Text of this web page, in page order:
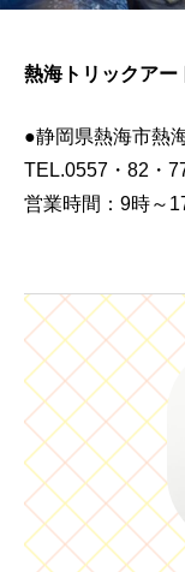
熱海トリックアー
●静岡県熱海市熱
TEL.0557・82・
営業時間：9時～